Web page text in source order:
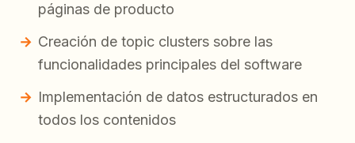
páginas de producto
Creación de topic clusters sobre las
funcionalidades principales del software
Implementación de datos estructurados en
todos los contenidos